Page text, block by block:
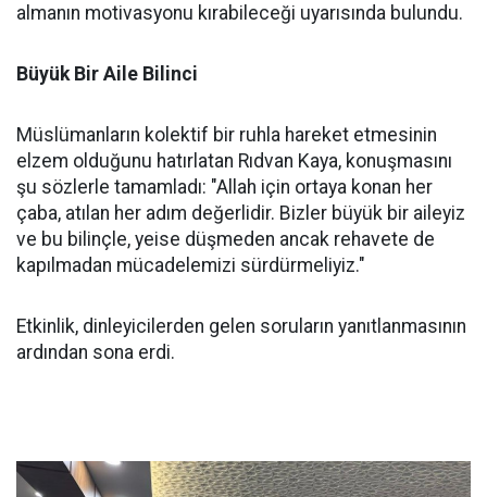
almanın motivasyonu kırabileceği uyarısında bulundu.
Büyük Bir Aile Bilinci
Müslümanların kolektif bir ruhla hareket etmesinin
elzem olduğunu hatırlatan Rıdvan Kaya, konuşmasını
şu sözlerle tamamladı: "Allah için ortaya konan her
çaba, atılan her adım değerlidir. Bizler büyük bir aileyiz
ve bu bilinçle, yeise düşmeden ancak rehavete de
kapılmadan mücadelemizi sürdürmeliyiz."
Etkinlik, dinleyicilerden gelen soruların yanıtlanmasının
ardından sona erdi.